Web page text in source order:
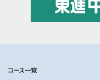
コース一覧